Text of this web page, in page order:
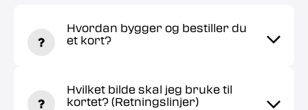
Hvordan bygger og bestiller du
et kort?
Hvilket bilde skal jeg bruke til
kortet? (Retningslinjer)